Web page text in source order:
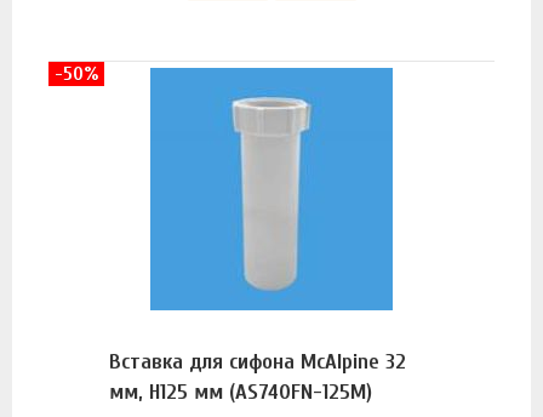
Вставка для сифона McAlpine 32
мм, H125 мм (AS740FN-125M)
-50%